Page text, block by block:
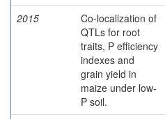
2015
Co-localization of
QTLs for root
traits, P efficiency
indexes and
grain yield in
maize under low-
P soil.